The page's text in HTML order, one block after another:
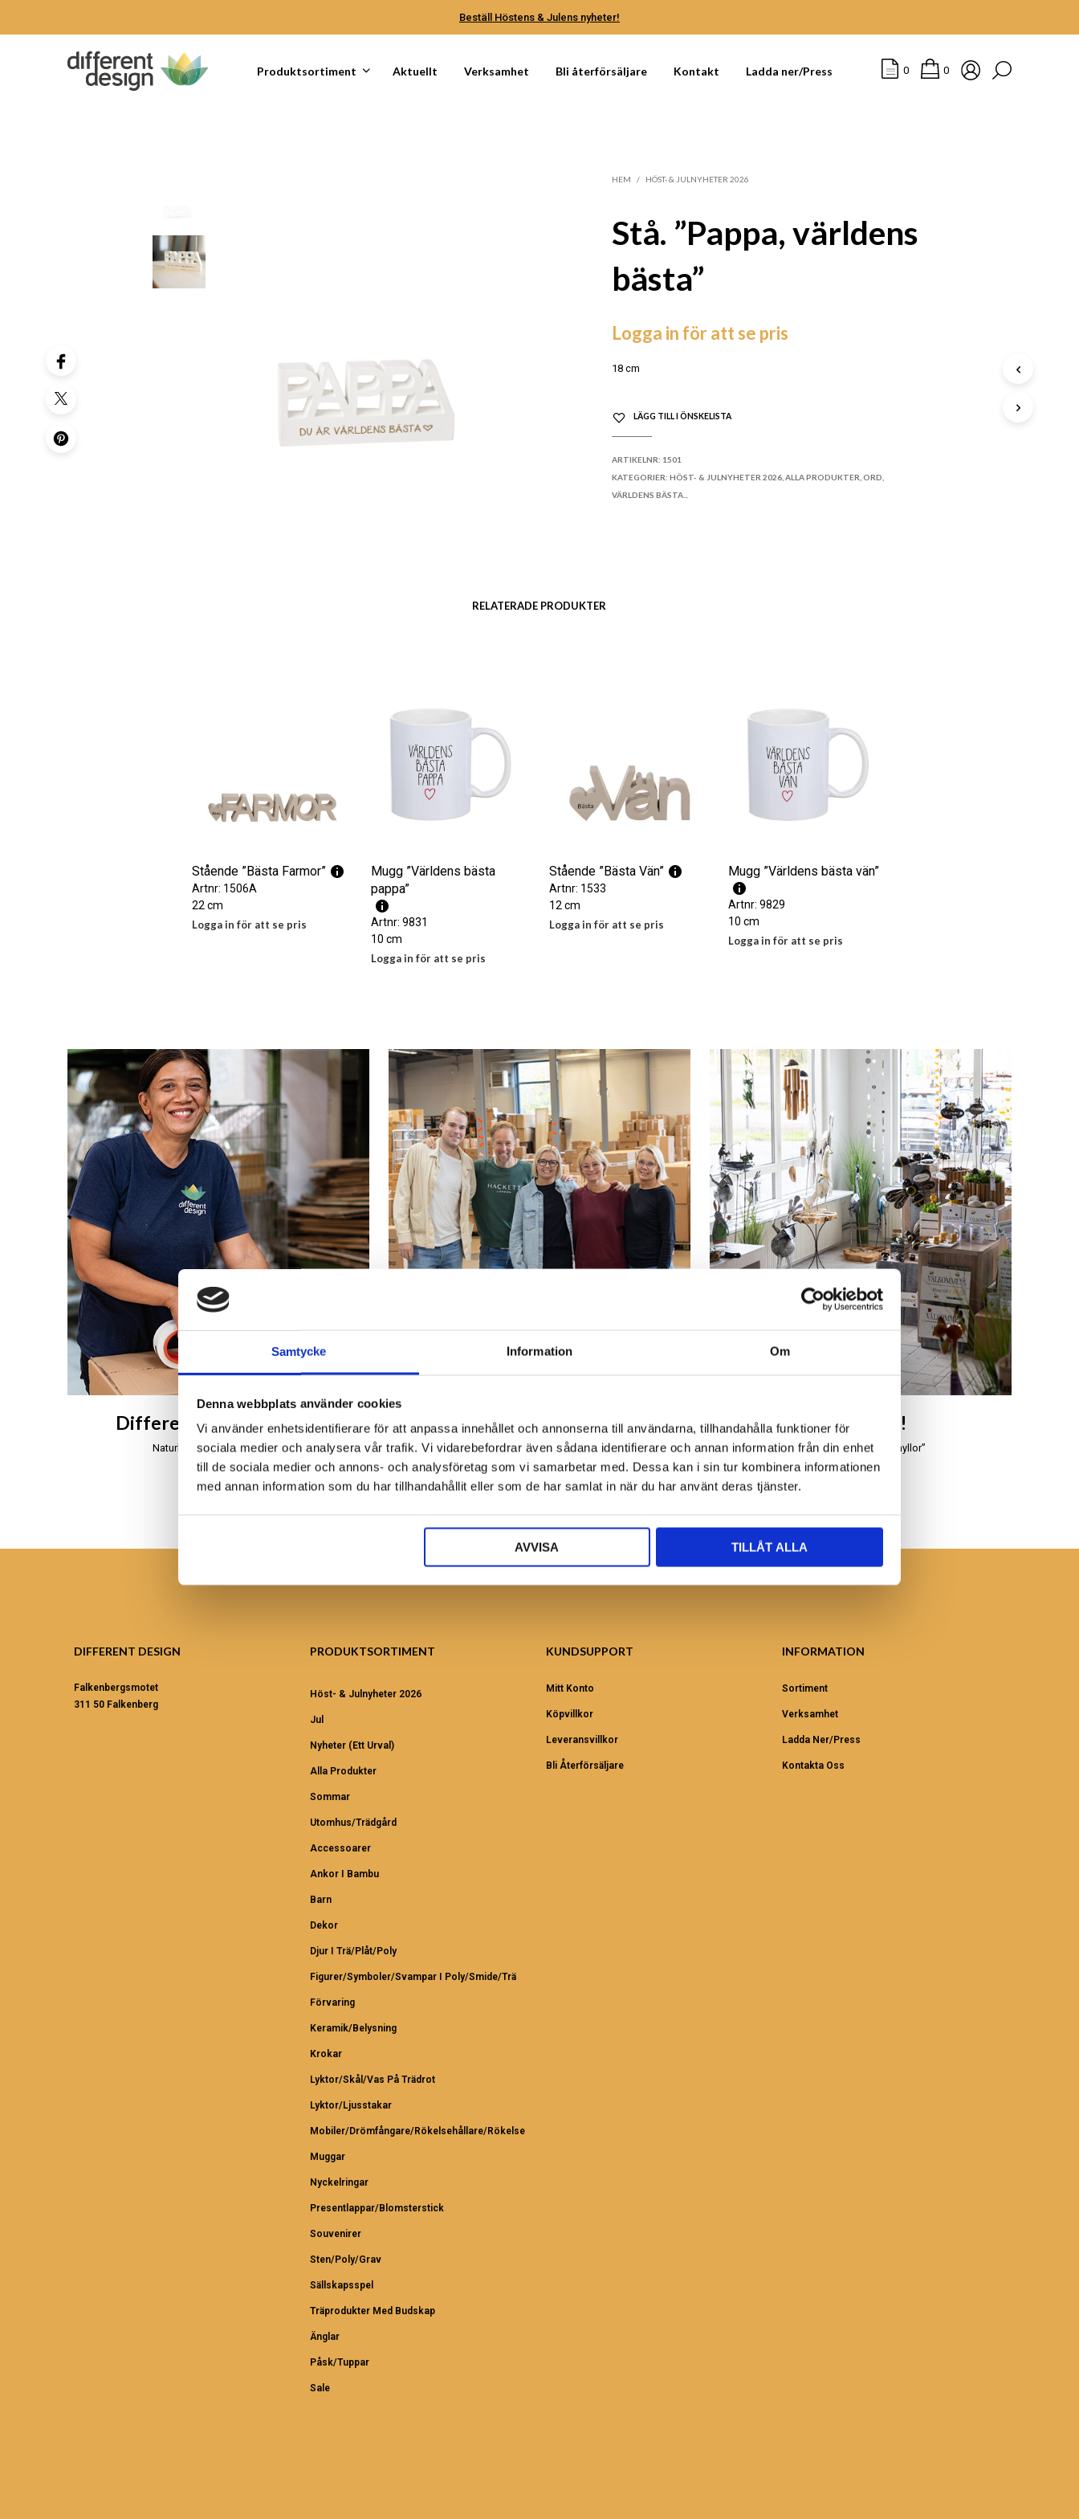
Samtycke Information Om
Denna webbplats använder cookies
Vi använder enhetsidentifierare för att anpassa innehållet och annonserna till användarna, tillhandahålla funktioner för
sociala medier och analysera vår trafik. Vi vidarebefordrar även sådana identifierare och annan information från din enhet
till de sociala medier och annons- och analysföretag som vi samarbetar med. Dessa kan i sin tur kombinera informationen
med annan information som du har tillhandahållit eller som de har samlat in när du har använt deras tjänster.
AVVISA TILLÅT ALLA
Beställ Höstens & Julens nyheter!
Produktsortiment Aktuellt Verksamhet Bli återförsäljare Kontakt Ladda ner/Press 0 0
HEM / HÖST- & JULNYHETER 2026
Stå. ”Pappa, världens
bästa”
Logga in för att se pris
18 cm
LÄGG TILL I ÖNSKELISTA
ARTIKELNR: 1501
KATEGORIER: HÖST- & JULNYHETER 2026,ALLA PRODUKTER,ORD,
VÄRLDENS BÄSTA...
RELATERADE PRODUKTER
Stående ”Bästa Farmor”
Artnr: 1506A
22 cm
Logga in för att se pris
Mugg ”Världens bästa
pappa”
Artnr: 9831
10 cm
Logga in för att se pris
Stående ”Bästa Vän”
Artnr: 1533
12 cm
Logga in för att se pris
Mugg ”Världens bästa vän”
Artnr: 9829
10 cm
Logga in för att se pris
Different Design på Bali
Naturligt, äkta och handgjort
Bli återförsäljare
Ansök nu!
Besök oss!
Leta bland våra “uddahyllor”
DIFFERENT DESIGN
Falkenbergsmotet
311 50 Falkenberg
PRODUKTSORTIMENT
Höst- & Julnyheter 2026
Jul
Nyheter (ett Urval)
Alla Produkter
Sommar
Utomhus/Trädgård
Accessoarer
Ankor I Bambu
Barn
Dekor
Djur I Trä/Plåt/Poly
Figurer/Symboler/Svampar I Poly/Smide/Trä
Förvaring
Keramik/Belysning
Krokar
Lyktor/Skål/Vas På Trädrot
Lyktor/Ljusstakar
Mobiler/Drömfångare/Rökelsehållare/Rökelse
Muggar
Nyckelringar
Presentlappar/Blomsterstick
Souvenirer
Sten/Poly/Grav
Sällskapsspel
Träprodukter Med Budskap
Änglar
Påsk/Tuppar
Sale
KUNDSUPPORT
Mitt Konto
Köpvillkor
Leveransvillkor
Bli Återförsäljare
INFORMATION
Sortiment
Verksamhet
Ladda Ner/Press
Kontakta Oss